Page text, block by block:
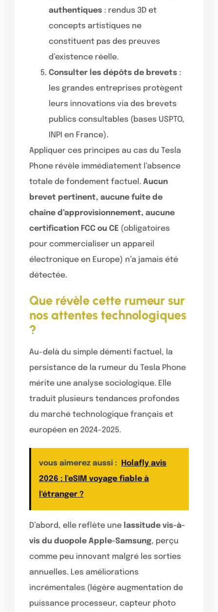
authentiques : rendus 3D et
concepts artistiques ne
constituent pas des preuves
d’existence réelle.
Consulter les dépôts de brevets :
les grandes entreprises protègent
leurs innovations via des brevets
publics consultables (bases USPTO,
INPI en France).
Appliquer ces principes au cas du Tesla
Phone révèle immédiatement l’absence
totale de fondement factuel. Aucun
brevet pertinent, aucune fuite de
chaîne d’approvisionnement, aucune
certification FCC ou CE (obligatoires
pour commercialiser un appareil
électronique en Europe) n’a jamais été
détectée.
Que révèle cette rumeur sur
nos attentes technologiques
?
Au-delà du simple démenti factuel, la
persistance de la rumeur du Tesla Phone
mérite une analyse sociologique. Elle
traduit plusieurs tendances profondes
du marché technologique français et
européen en 2024-2025.
vous aimerez aussi :
Holafly avis
2026 : l'eSIM voyage fiable à
l'étranger ?
D’abord, elle reflète une lassitude vis-à-
vis du duopole Apple-Samsung, perçu
comme peu innovant malgré les sorties
annuelles. Les améliorations
incrémentales (légère augmentation de
puissance processeur, capteur photo